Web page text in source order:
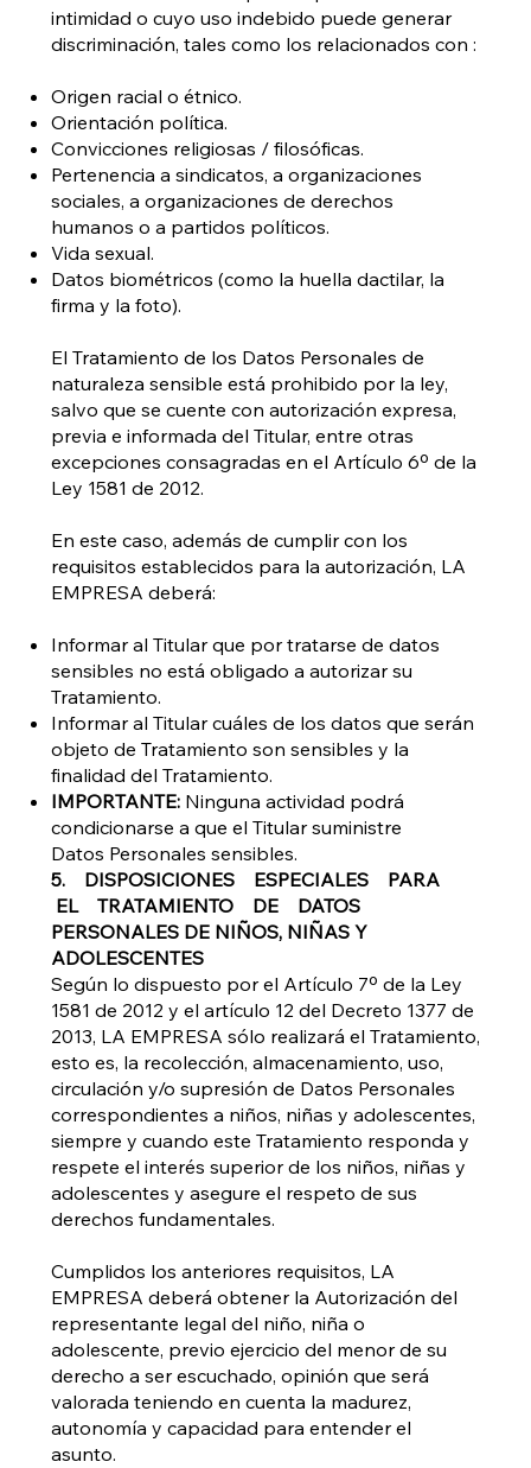
intimidad o cuyo uso indebido puede generar
discriminación, tales como los relacionados con :
Origen racial o étnico.
Orientación política.
Convicciones religiosas / filosóficas.
Pertenencia a sindicatos, a organizaciones
sociales, a organizaciones de derechos
humanos o a partidos políticos.
Vida sexual.
Datos biométricos (como la huella dactilar, la
firma y la foto).
El Tratamiento de los Datos Personales de
naturaleza sensible está prohibido por la ley,
salvo que se cuente con autorización expresa,
previa e informada del Titular, entre otras
excepciones consagradas en el Artículo 6º de la
Ley 1581 de 2012.
En este caso, además de cumplir con los
requisitos establecidos para la autorización, LA
EMPRESA deberá:
Informar al Titular que por tratarse de datos
sensibles no está obligado a autorizar su
Tratamiento.
Informar al Titular cuáles de los datos que serán
objeto de Tratamiento son sensibles y la
finalidad del Tratamiento.
IMPORTANTE:Ninguna actividad podrá
condicionarse a que el Titular suministre
Datos Personales sensibles.
5. DISPOSICIONES ESPECIALES PARA
EL TRATAMIENTO DE DATOS
PERSONALES DE NIÑOS, NIÑAS Y
ADOLESCENTES
Según lo dispuesto por el Artículo 7º de la Ley
1581 de 2012 y el artículo 12 del Decreto 1377 de
2013, LA EMPRESA sólo realizará el Tratamiento,
esto es, la recolección, almacenamiento, uso,
circulación y/o supresión de Datos Personales
correspondientes a niños, niñas y adolescentes,
siempre y cuando este Tratamiento responda y
respete el interés superior de los niños, niñas y
adolescentes y asegure el respeto de sus
derechos fundamentales.
Cumplidos los anteriores requisitos, LA
EMPRESA deberá obtener la Autorización del
representante legal del niño, niña o
adolescente, previo ejercicio del menor de su
derecho a ser escuchado, opinión que será
valorada teniendo en cuenta la madurez,
autonomía y capacidad para entender el
asunto.